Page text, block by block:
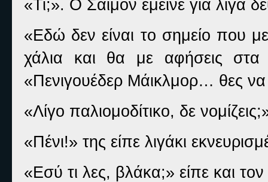
«Τι;». Ο Σάιμον έμεινε για λίγα
«Εδώ δεν είναι το σημείο που
χάλια και θα με αφήσεις
«Πενιγουέδερ Μάικλμορ… θες
«Λίγο παλιομοδίτικο, δε
«Πένι!» της είπε λιγάκι
«Εσύ τι λες, βλάκα;» είπε και